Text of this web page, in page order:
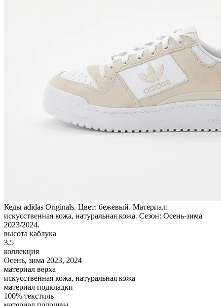
Кеды adidas Originals. Цвет: бежевый. Материал:
искусственная кожа, натуральная кожа. Сезон: Осень-зима
2023/2024.
высота каблука
3.5
коллекция
Осень, зима 2023, 2024
материал верха
искусственная кожа, натуральная кожа
материал подкладки
100% текстиль